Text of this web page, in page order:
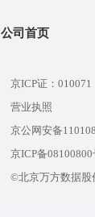
公司首页
京ICP证：010071
营业执照
京公网安备
京ICP备08100800
©北京万方数据股